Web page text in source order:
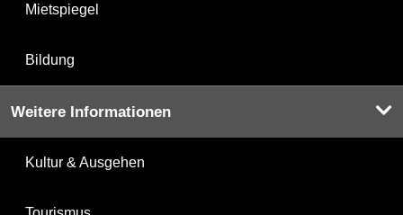
Mietspiegel
Bildung
Weitere Informationen
Kultur & Ausgehen